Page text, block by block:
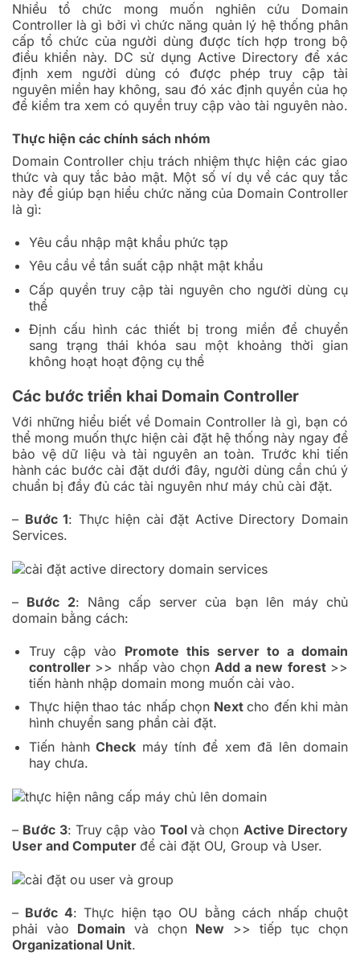
Nhiều tổ chức mong muốn nghiên cứu Domain
Controller là gì bởi vì chức năng quản lý hệ thống phân
cấp tổ chức của người dùng được tích hợp trong bộ
điều khiển này. DC sử dụng Active Directory để xác
định xem người dùng có được phép truy cập tài
nguyên miền hay không, sau đó xác định quyền của họ
để kiểm tra xem có quyền truy cập vào tài nguyên nào.
Thực hiện các chính sách nhóm
Domain Controller chịu trách nhiệm thực hiện các giao
thức và quy tắc bảo mật. Một số ví dụ về các quy tắc
này để giúp bạn hiểu chức năng của Domain Controller
là gì:
Yêu cầu nhập mật khẩu phức tạp
Yêu cầu về tần suất cập nhật mật khẩu
Cấp quyền truy cập tài nguyên cho người dùng cụ
thể
Định cấu hình các thiết bị trong miền để chuyển
sang trạng thái khóa sau một khoảng thời gian
không hoạt hoạt động cụ thể
Các bước triển khai Domain Controller
Với những hiểu biết về Domain Controller là gì, bạn có
thể mong muốn thực hiện cài đặt hệ thống này ngay để
bảo vệ dữ liệu và tài nguyên an toàn. Trước khi tiến
hành các bước cài đặt dưới đây, người dùng cần chú ý
chuẩn bị đầy đủ các tài nguyên như máy chủ cài đặt.
– Bước 1: Thực hiện cài đặt Active Directory Domain
Services.
– Bước 2: Nâng cấp server của bạn lên máy chủ
domain bằng cách:
Truy cập vào Promote this server to a domain
controller >> nhấp vào chọn Add a new forest >>
tiến hành nhập domain mong muốn cài vào.
Thực hiện thao tác nhấp chọn Nextcho đến khi màn
hình chuyển sang phần cài đặt.
Tiến hànhCheck máy tính để xem đã lên domain
hay chưa.
– Bước 3: Truy cập vào Toolvà chọn Active Directory
User and Computer để cài đặt OU, Group và User.
– Bước 4: Thực hiện tạo OU bằng cách nhấp chuột
phải vào Domain và chọn New >> tiếp tục chọn
Organizational Unit.